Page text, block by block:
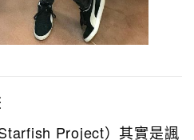
Project）其實是諷